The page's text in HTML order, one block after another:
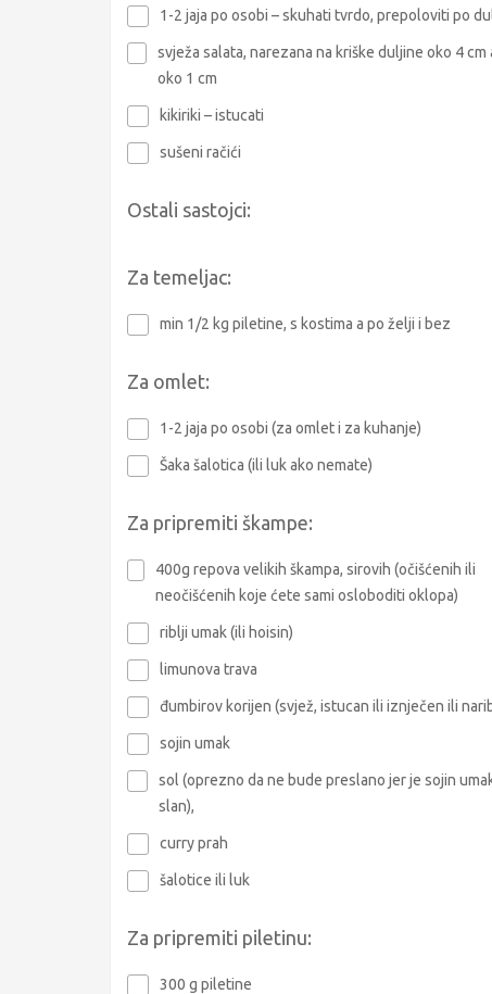
1-2 jaja po osobi – skuhati tvrdo, prepoloviti po
svježa salata, narezana na kriške duljine oko 4 cm
oko 1 cm
kikiriki – istucati
sušeni račići
Ostali sastojci:
Za temeljac:
min 1/2 kg piletine, s kostima a po želji i bez
Za omlet:
1-2 jaja po osobi (za omlet i za kuhanje)
Šaka šalotica (ili luk ako nemate)
Za pripremiti škampe:
400g repova velikih škampa, sirovih (očišćenih ili
neočišćenih koje ćete sami osloboditi oklopa)
riblji umak (ili hoisin)
limunova trava
đumbirov korijen (svjež, istucan ili iznječen ili
sojin umak
sol (oprezno da ne bude preslano jer je sojin
slan),
curry prah
šalotice ili luk
Za pripremiti piletinu:
300 g piletine